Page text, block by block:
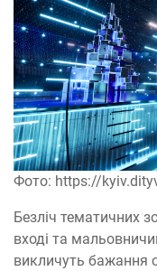
Фото: https://
Безліч тематичних
вході та
викличуть бажання